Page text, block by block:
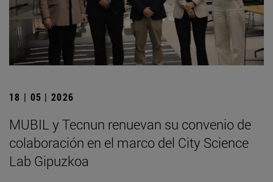
18 | 05 | 2026
MUBIL y Tecnun renuevan su convenio de
colaboración en el marco del City Science
Lab Gipuzkoa